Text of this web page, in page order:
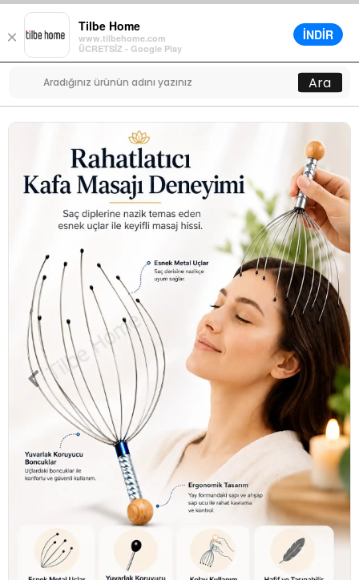
×
Tilbe Home
www.tilbehome.com
ÜCRETSİZ - Google Play
İNDİR
Menü
0
Ara